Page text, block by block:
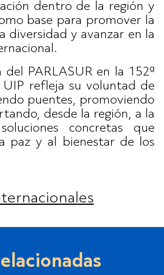
dentro de la región y
base para promover la
diversidad y avanzar en la
del PARLASUR en la 152ª
UIP refleja su voluntad de
puentes, promoviendo
desde la región, a la
concretas que
paz y al bienestar de los